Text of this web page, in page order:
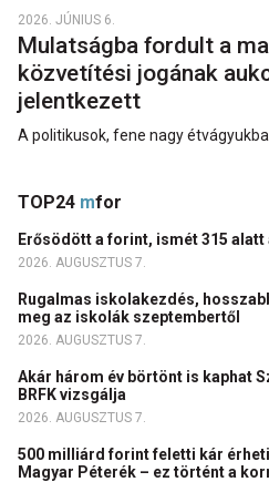
2026. JÚNIUS 6.
Mulatságba fordult a
közvetítési jogának
jelentkezett
A politikusok, fene nagy
TOP24 mfor
Erősödött a forint, ismét 315 alatt
2026. AUGUSZTUS 7.
Rugalmas iskolakezdés,
meg az iskolák szeptembertől
2026. AUGUSZTUS 7.
Akár három év börtönt is kaphat
BRFK vizsgálja
2026. AUGUSZTUS 7.
500 milliárd forint feletti kár
Magyar Péterék – ez történt a